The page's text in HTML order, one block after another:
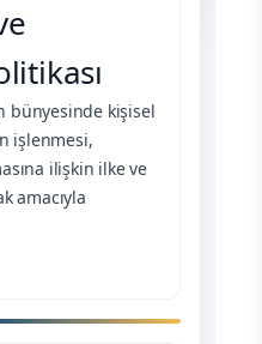
bünyesinde kişisel
işlenmesi,
ilişkin ilke ve
amacıyla